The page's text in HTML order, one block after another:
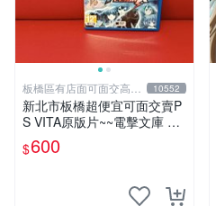
板橋區有店面可面交高價
回收電玩
10552
新北市板橋超便宜可面交賣P
S VITA原版片~~電擊文庫 FI
GHTING CLIMAX 中文版~~
實體店面可面交
$600